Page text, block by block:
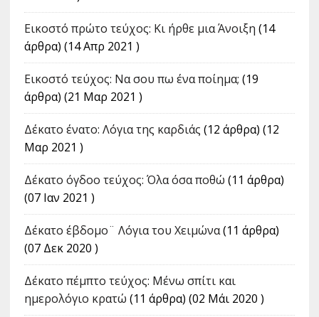
Εικοστό πρώτο τεύχος: Κι ήρθε μια Άνοιξη (14
άρθρα) (14 Απρ 2021 )
Εικοστό τεύχος: Να σου πω ένα ποίημα; (19
άρθρα) (21 Μαρ 2021 )
Δέκατο ένατο: Λόγια της καρδιάς (12 άρθρα) (12
Μαρ 2021 )
Δέκατο όγδοο τεύχος: Όλα όσα ποθώ (11 άρθρα)
(07 Ιαν 2021 )
Δέκατο έβδομο¨ Λόγια του Χειμώνα(11 άρθρα)
(07 Δεκ 2020 )
Δέκατο πέμπτο τεύχος: Μένω σπίτι και
ημερολόγιο κρατώ (11 άρθρα) (02 Μάι 2020 )